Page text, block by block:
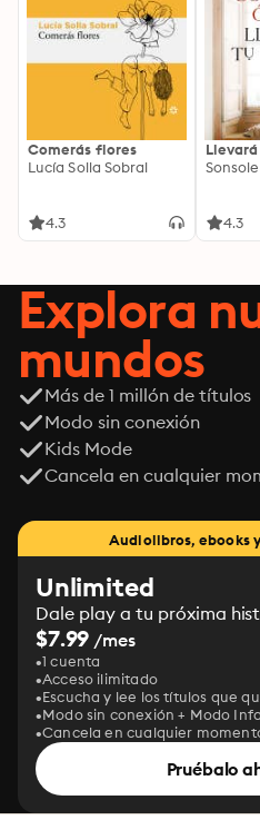
Comerás flores
Lucía Solla Sobral
4.3 4.3
Explora
mundos
Más de 1 millón de títulos
Modo sin conexión
Kids Mode
Cancela en cualquier
Audiolibros, ebooks
Unlimited
Dale play a tu próxima
$7.99 /mes
1 cuenta
Acceso ilimitado
Escucha y lee los títulos que
Modo sin conexión + Modo
Cancela en cualquier
Pruébalo